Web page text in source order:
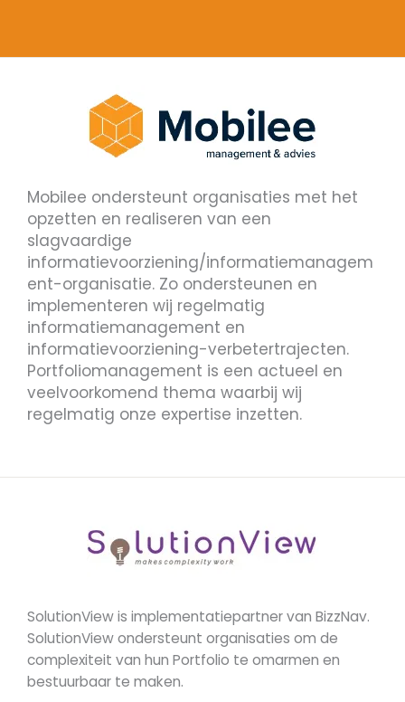
Mobilee ondersteunt organisaties met het
opzetten en realiseren van een
slagvaardige
informatievoorziening/informatiemanagem
ent-organisatie. Zo ondersteunen en
implementeren wij regelmatig
informatiemanagement en
informatievoorziening-verbetertrajecten.
Portfoliomanagement is een actueel en
veelvoorkomend thema waarbij wij
regelmatig onze expertise inzetten.
SolutionView is implementatiepartner van BizzNav.
SolutionView ondersteunt organisaties om de
complexiteit van hun Portfolio te omarmen en
bestuurbaar te maken.